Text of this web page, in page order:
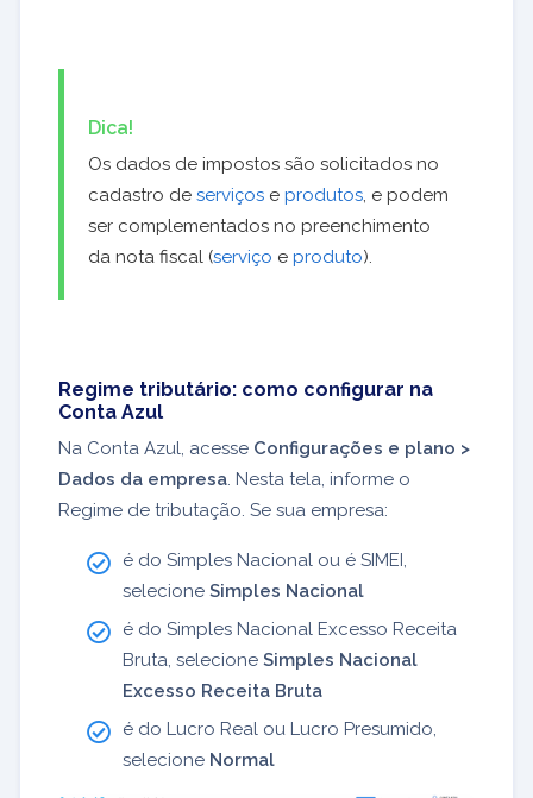
Dica!
Os dados de impostos são solicitados no
cadastro de serviços e produtos, e podem
ser complementados no preenchimento
da nota fiscal (serviço e produto).
Regime tributário: como configurar na
Conta Azul
Na Conta Azul, acesse Configurações e plano >
Dados da empresa. Nesta tela, informe o
Regime de tributação. Se sua empresa:
é do Simples Nacional ou é SIMEI,
selecione Simples Nacional
é do Simples Nacional Excesso Receita
Bruta, selecione Simples Nacional
Excesso Receita Bruta
é do Lucro Real ou Lucro Presumido,
selecione Normal